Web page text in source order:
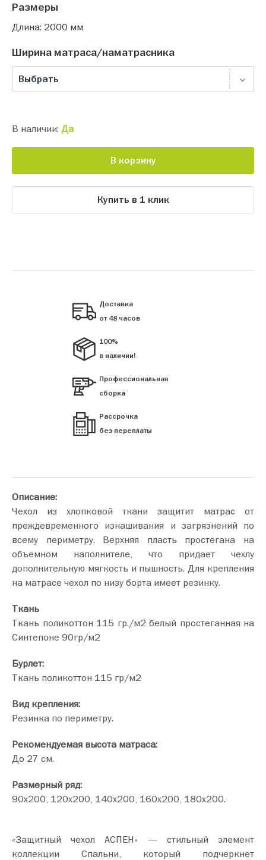
Размеры
Длина: 2000 мм
Ширина матраса/наматрасника
Выбрать
В наличии: Да
В корзину
Купить в 1 клик
Доставка
от 48 часов
100%
в наличии!
Профессиональная
сборка
Рассрочка
без переплаты
Описание:
Чехол из хлопковой ткани защитит матрас от
преждевременного изнашивания и загрязнений по
всему периметру. Верхняя пласть простегана на
объемном наполнителе, что придает чехлу
дополнительную мягкость и пышность. Для крепления
на матрасе чехол по низу борта имеет резинку.
Ткань
Ткань поликоттон 115 гр./м2 белый простеганная на
Синтепоне 90гр/м2
Бурлет:
Ткань поликоттон 115 гр/м2
Вид крепления:
Резинка по периметру.
Рекомендуемая высота матраса:
До 27 см.
Размерный ряд:
90х200, 120х200, 140х200, 160х200, 180х200.
«Защитный чехол АСПЕН» — стильный элемент
коллекции Спальни, который подчеркнет